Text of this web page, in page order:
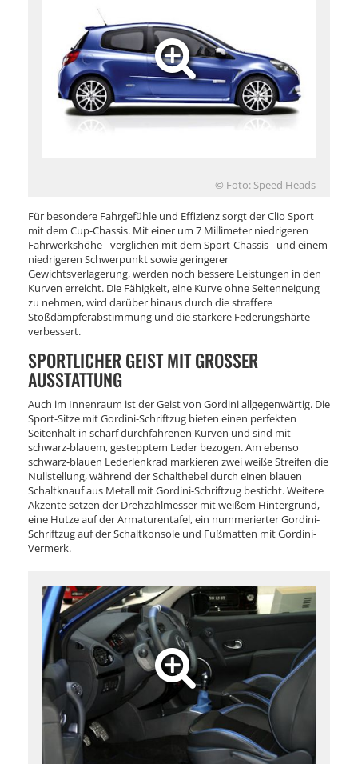
© Foto: Speed Heads
Für besondere Fahrgefühle und Effizienz sorgt der Clio Sport
mit dem Cup-Chassis. Mit einer um 7 Millimeter niedrigeren
Fahrwerkshöhe - verglichen mit dem Sport-Chassis - und einem
niedrigeren Schwerpunkt sowie geringerer
Gewichtsverlagerung, werden noch bessere Leistungen in den
Kurven erreicht. Die Fähigkeit, eine Kurve ohne Seitenneigung
zu nehmen, wird darüber hinaus durch die straffere
Stoßdämpferabstimmung und die stärkere Federungshärte
verbessert.
SPORTLICHER GEIST MIT GROSSER A
USSTATTUNG
Auch im Innenraum ist der Geist von Gordini allgegenwärtig. Die
Sport-Sitze mit Gordini-Schriftzug bieten einen perfekten
Seitenhalt in scharf durchfahrenen Kurven und sind mit
schwarz-blauem, gestepptem Leder bezogen. Am ebenso
schwarz-blauen Lederlenkrad markieren zwei weiße Streifen die
Nullstellung, während der Schalthebel durch einen blauen
Schaltknauf aus Metall mit Gordini-Schriftzug besticht. Weitere
Akzente setzen der Drehzahlmesser mit weißem Hintergrund,
eine Hutze auf der Armaturentafel, ein nummerierter Gordini-
Schriftzug auf der Schaltkonsole und Fußmatten mit Gordini-
Vermerk.